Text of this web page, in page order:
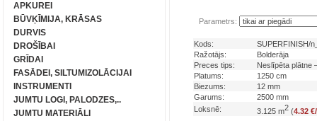
APKUREI
BŪVĶĪMIJA, KRĀSAS
DURVIS
DROŠĪBAI
GRĪDAI
FASĀDEI, SILTUMIZOLĀCIJAI
INSTRUMENTI
JUMTU LOGI, PALODZES,..
JUMTU MATERIĀLI
Parametrs:
Kods:
SUPERFINISH/
Ražotājs:
Bolderāja
Preces tips:
Neslīpēta plātne
Platums:
1250 cm
Biezums:
12 mm
Garums:
2500 mm
Loksnē:
3.125 m2 (4.32